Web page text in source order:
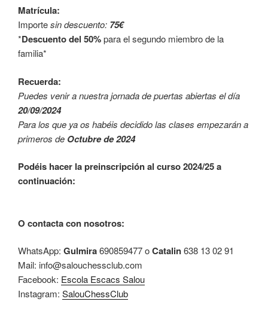
Matrícula:
Importesin descuento: 75€
*Descuento del 50%para el segundo miembro de la
familia*
Recuerda:
Puedes venir a nuestra jornada de puertas abiertas el día
20/09/2024
Para los que ya os habéis decidido las clases empezarán a
primeros de Octubre de 2024
Podéis hacer la preinscripción al curso 2024/25 a
continuación:
O contacta con nosotros:
WhatsApp: Gulmira690859477 oCatalin638 13 02 91
Mail: info@salouchessclub.com
Facebook: Escola Escacs Salou
Instagram: SalouChessClub